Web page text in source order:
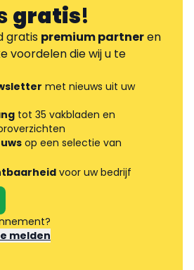
gratis!
gratis premium partneren
voordelen die wij u te
met nieuws uit uw
tot 35 vakbladen en
op een selectie van
voor uw bedrijf
melden